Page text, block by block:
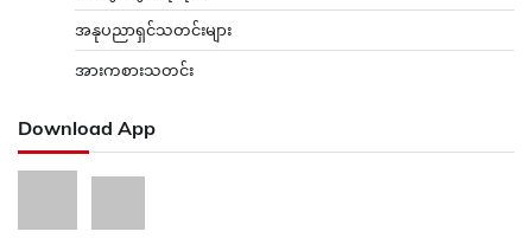
အနုပညာရှင်သတင်းများ
အားကစားသတင်း
Download App